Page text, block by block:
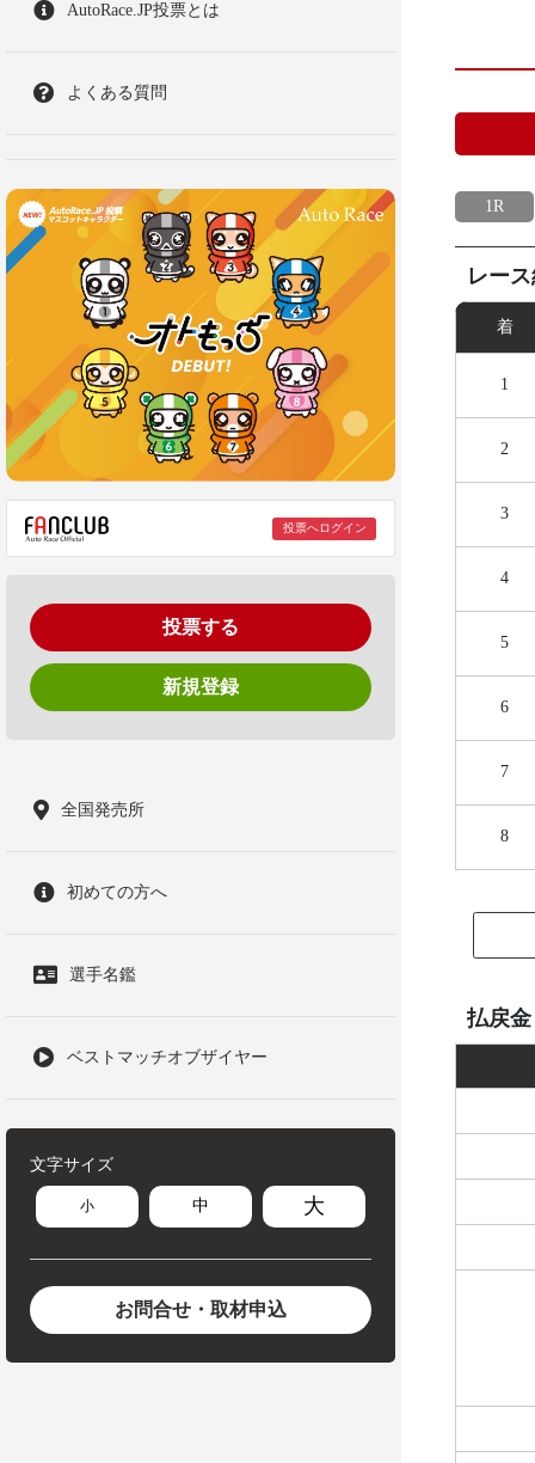
AutoRace.JP投票とは
よくある質問
投票へログイン
投票する
新規登録
全国発売所
初めての方へ
選手名鑑
ベストマッチオブザイヤー
文字サイズ
小 中 大
お問合せ・取材申込
1R
レー
着
1
2
3
4
5
6
7
8
払戻金